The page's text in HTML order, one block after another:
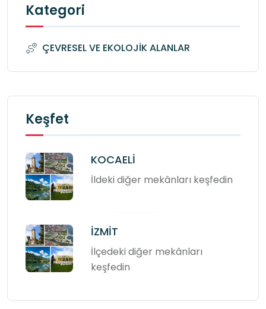
Kategori
ÇEVRESEL VE EKOLOJİK ALANLAR
Keşfet
KOCAELİ
İldeki diğer mekânları keşfedin
İZMİT
İlçedeki diğer mekânları
keşfedin